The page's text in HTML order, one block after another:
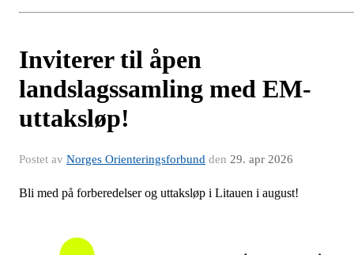
Inviterer til åpen
landslagssamling med EM-
uttaksløp!
Postet av Norges Orienteringsforbund den 29. apr 2026
Bli med på forberedelser og uttaksløp i Litauen i august!